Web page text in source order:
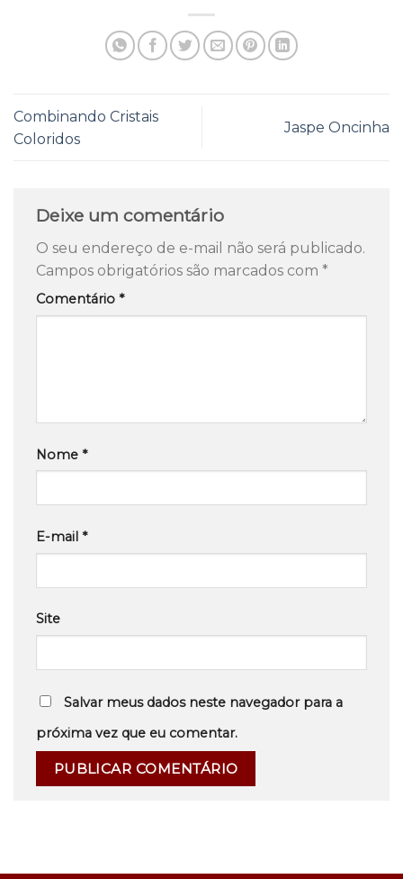
Combinando Cristais
Coloridos
Jaspe Oncinha
Deixe um comentário
O seu endereço de e-mail não será publicado.
Campos obrigatórios são marcados com *
Comentário *
Nome *
E-mail *
Site
Salvar meus dados neste navegador para a
próxima vez que eu comentar.